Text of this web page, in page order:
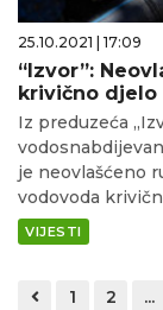
25.10.2021 | 17:09
“Izvor”:
krivično djelo
Iz preduzeća
je neovlašćeno
vodovoda
VIJESTI
1 2 ...